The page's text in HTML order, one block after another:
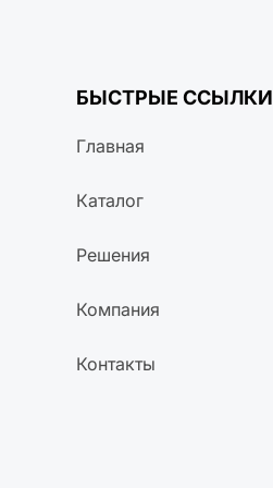
БЫСТРЫЕ ССЫЛКИ
Главная
Каталог
Решения
Компания
Контакты